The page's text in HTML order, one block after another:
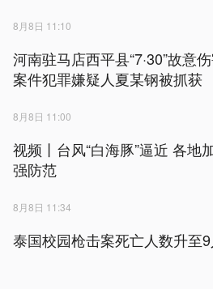
8月8日 11:10
河南驻马店西平县“7·30”故意
案件犯罪嫌疑人夏某钢被抓获
8月8日 11:00
视频丨台风“白海豚”逼近 各地
强防范
8月8日 11:34
泰国校园枪击案死亡人数升至9